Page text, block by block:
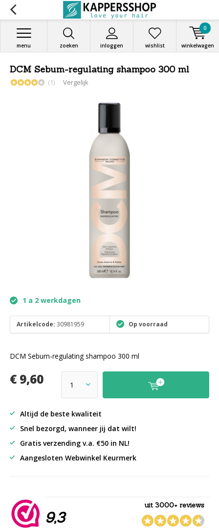
zoeken inloggen
menu wishlist winkelwagen
0
DCM Sebum-regulating shampoo 300 ml
(1) Vergelijk
1 a 2 werkdagen
Artikelcode: 30981959 Op voorraad
DCM Sebum-regulating shampoo 300 ml
€ 9,60
Altijd de beste kwaliteit
Snel bezorgd, wanneer jij dat wilt!
Gratis verzending v.a. €50 in NL!
Aangesloten Webwinkel Keurmerk
9,3
uit 3000+ reviews